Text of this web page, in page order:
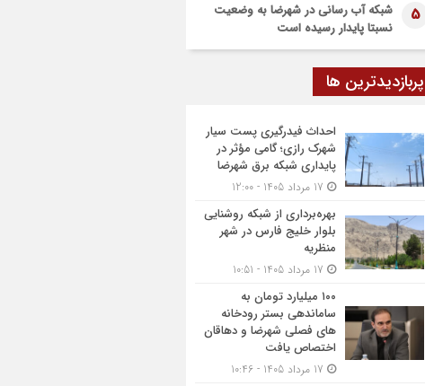
5
شبکه آب رسانی در شهرضا به وضعیت
نسبتا پایدار رسیده است
پربازدیدترین ها
احداث فیدرگیری پست سیار
شهرک رازی؛ گامی مؤثر در
پایداری شبکه برق شهرضا
بهره‌برداری از شبکه روشنایی
بلوار خلیج فارس در شهر
منظریه
۱۰۰ میلیارد تومان به
ساماندهی بستر رودخانه
های فصلی شهرضا و دهاقان
اختصاص یافت